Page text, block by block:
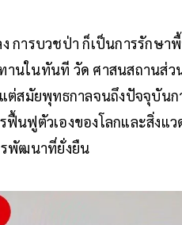
การบวชป่า ก็เป็นการรักษา
นในทันที วัด ศาสนสถานส่
ต่สมัยพุทธกาลจนถึงปัจจุบันก
ฟื้นฟูตัวเองของโลกและสิ่งแ
รพัฒนาที่ยั่งยืน